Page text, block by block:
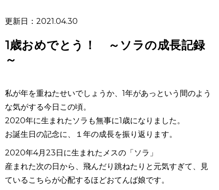
更新日：2021.04.30
1歳おめでとう！ ～ソラの成長記録
～
私が年を重ねたせいでしょうか、1年があっという間のよう
な気がする今日この頃。
2020年に生まれたソラも無事に1歳になりました。
お誕生日の記念に、１年の成長を振り返ります。
2020年4月23日に生まれたメスの「ソラ」
産まれた次の日から、飛んだり跳ねたりと元気すぎて、見
ているこちらが心配するほどおてんば娘です。